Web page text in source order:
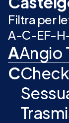
Filtra per
A-C-EF-H
AAngio
C